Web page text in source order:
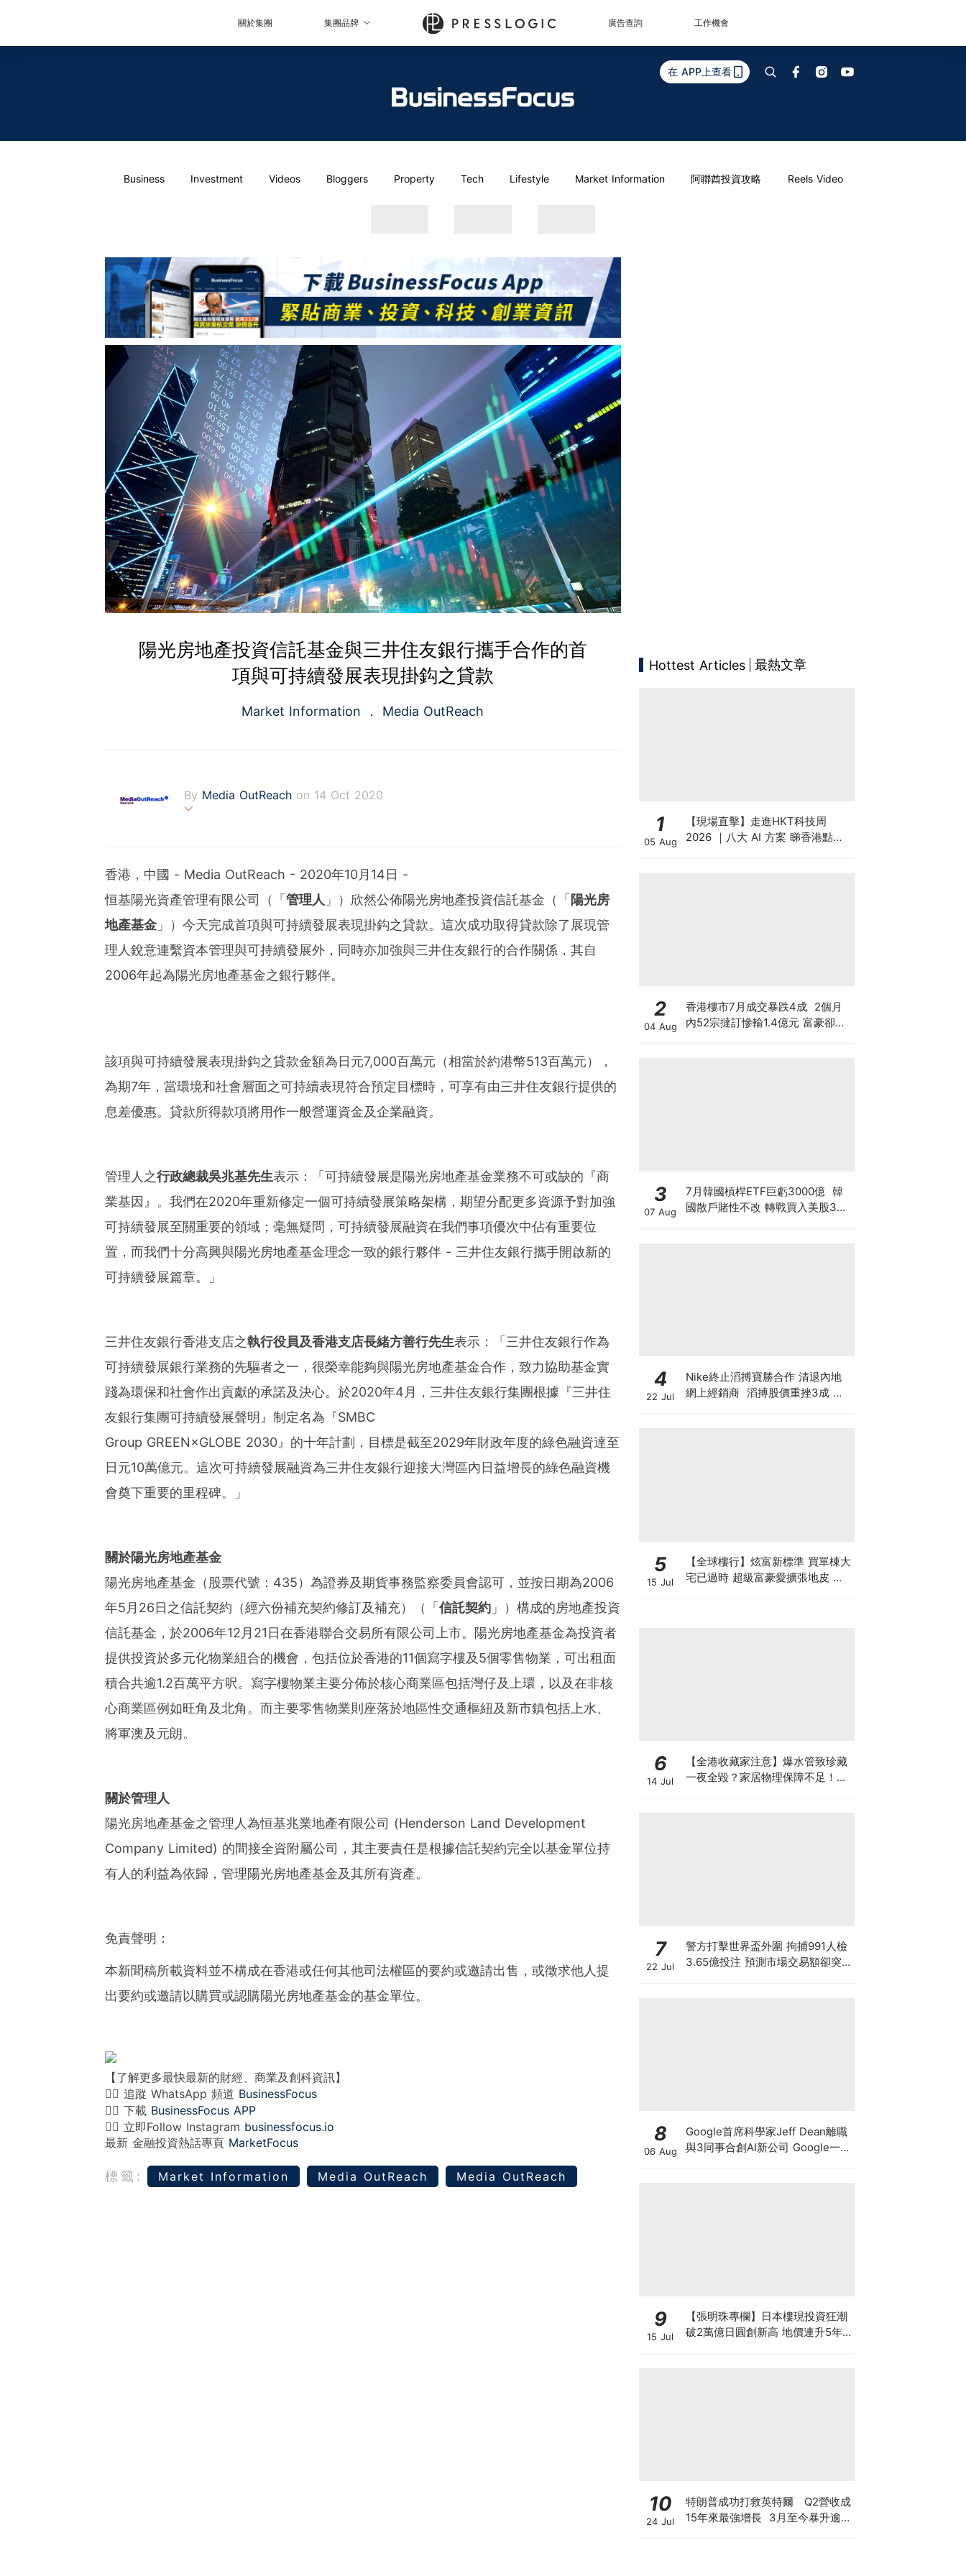
關於集團 集團品牌 廣告查詢 工作機會
在 APP上查看
Business Investment Videos Bloggers Property Tech Lifestyle Market Information 阿聯酋投資攻略 Reels Video
陽光房地產投資信託基金與三井住友銀行攜手合作的首
項與可持續發展表現掛鈎之貸款
Market Information Media OutReach
By Media OutReach on 14 Oct 2020
onitoring with analysis service for the public relations and investors relation
s communities. Founded in 2009, the company is headquartered in Hong Ko
ng with office in Singapore.
香港，中國 - Media OutReach - 2020年10月14日 -
恒基陽光資產管理有限公司（「 管理人 」）欣然公佈陽光房地產投資信託基金（「 陽光房
地產基金」）今天完成首項與可持續發展表現掛鈎之貸款。這次成功取得貸款除了展現管
理人銳意連繫資本管理與可持續發展外，同時亦加強與三井住友銀行的合作關係，其自
2006年起為陽光房地產基金之銀行夥伴。
該項與可持續發展表現掛鈎之貸款金額為日元7,000百萬元（相當於約港幣513百萬元），
為期7年，當環境和社會層面之可持續表現符合預定目標時，可享有由三井住友銀行提供的
息差優惠。貸款所得款項將用作一般營運資金及企業融資。
管理人之行政總裁吳兆基先生表示：「可持續發展是陽光房地產基金業務不可或缺的『商
業基因』。我們在2020年重新修定一個可持續發展策略架構，期望分配更多資源予對加強
可持續發展至關重要的領域；毫無疑問，可持續發展融資在我們事項優次中佔有重要位
置，而我們十分高興與陽光房地產基金理念一致的銀行夥伴 - 三井住友銀行攜手開啟新的
可持續發展篇章。」
三井住友銀行香港支店之執行役員及香港支店長緒方善行先生表示：「三井住友銀行作為
可持續發展銀行業務的先驅者之一，很榮幸能夠與陽光房地產基金合作，致力協助基金實
踐為環保和社會作出貢獻的承諾及決心。於2020年4月，三井住友銀行集團根據『三井住
友銀行集團可持續發展聲明』制定名為『SMBC
Group GREEN×GLOBE 2030』的十年計劃，目標是截至2029年財政年度的綠色融資達至
日元10萬億元。這次可持續發展融資為三井住友銀行迎接大灣區內日益增長的綠色融資機
會奠下重要的里程碑。」
關於陽光房地產基金
陽光房地產基金（股票代號： 435）為證券及期貨事務監察委員會認可，並按日期為2006
年5月 26日之信託契約（經六份補充契約修訂及補充）（「 信託契約」）構成的房地產投資
信託基金，於2006年12月 21 日在香港聯合交易所有限公司上市。陽光房地產基金為投資者
提供投資於多元化物業組合的機會，包括位於香港的11個寫字樓及5個零售物業，可出租面
積合共逾1.2百萬平方呎。寫字樓物業主要分佈於核心商業區包括灣仔及上環，以及在非核
心商業區例如旺角及北角。而主要零售物業則座落於地區性交通樞紐及新市鎮包括上水、
將軍澳及元朗。
關於管理人
陽光房地產基金之管理人為恒基兆業地產有限公司 (Henderson Land Development
Company Limited) 的間接全資附屬公司，其主要責任是根據信託契約完全以基金單位持
有人的利益為依歸，管理陽光房地產基金及其所有資產。
免責聲明：
本新聞稿所載資料並不構成在香港或任何其他司法權區的要約或邀請出售，或徵求他人提
出要約或邀請以購買或認購陽光房地產基金的基金單位。
【了解更多最快最新的財經、商業及創科資訊】
👉🏻 追蹤 WhatsApp 頻道 BusinessFocus
👉🏻 下載 BusinessFocus APP
👉🏻 立即Follow Instagram businessfocus.io
最新 金融投資熱話專頁 MarketFocus
標籤: Market Information Media OutReach Media OutReach
Hottest Articles 最熱文章
1
05 Aug
【現場直擊】走進HKT科技周
2026 ｜八大 AI 方案 睇香港點樣
2
04 Aug
香港樓市7月成交暴跌4成 2個月
內52宗撻訂慘輸1.4億元 富豪卻擲
3
07 Aug
7月韓國槓桿ETF巨虧3000億 韓
國散戶賭性不改 轉戰買入美股3倍
4
22 Jul
Nike終止滔搏寶勝合作 清退內地
網上經銷商 滔搏股價重挫3成 寶
5
15 Jul
【全球樓行】炫富新標準 買單棟大
宅已過時 超級富豪愛擴張地皮 建
6
14 Jul
【全港收藏家注意】爆水管致珍藏
一夜全毀？家居物理保障不足！如
7
22 Jul
警方打擊世界盃外圍 拘捕991人檢
3.65億投注 預測市場交易額卻突
8
06 Aug
Google首席科學家Jeff Dean離職
與3同事合創AI新公司 Google一夜
9
15 Jul
【張明珠專欄】日本樓現投資狂潮
破2萬億日圓創新高 地價連升5年
10
24 Jul
特朗普成功打救英特爾 Q2營收成
15年來最強增長 3月至今暴升逾2